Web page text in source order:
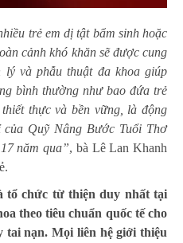
trẻ em dị tật bẩm sinh hoặc
cảnh khó khăn sẽ được cung
lý và phẫu thuật đa khoa giúp
bình thường như bao đứa trẻ
thực và bền vững, là động
Quỹ Nâng Bước Tuổi Thơ
năm qua”, bà Lê Lan Khanh
tổ chức từ thiện duy nhất tại
theo tiêu chuẩn quốc tế cho
nạn. Mọi liên hệ giới thiệu